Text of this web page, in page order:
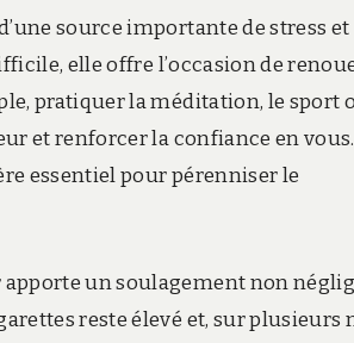
source importante de stress et
elle offre l’occasion de
pratiquer la méditation, le sport
et renforcer la confiance en vous.
essentiel pour pérenniser le
un soulagement non
reste élevé et, sur plusieurs